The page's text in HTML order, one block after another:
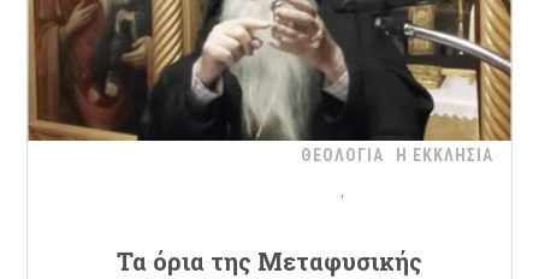
ΘΕΟΛΟΓΙΑ Η ΕΚΚΛΗΣΙΑ
Τα όρια της Μεταφυσικής